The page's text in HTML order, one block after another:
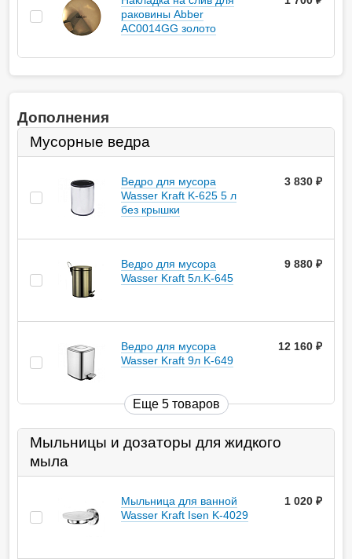
раковины Abber
AC0014GG золото
Дополнения
Мусорные ведра
Ведро для мусора
Wasser Kraft K-625 5 л
без крышки
3 830
Ведро для мусора
Wasser Kraft 5л.K-645
9 880
Ведро для мусора
Wasser Kraft 9л K-649
12 160
Еще 5 товаров
Мыльницы и дозаторы для жидкого
мыла
Мыльница для ванной
Wasser Kraft Isen K-4029
1 020